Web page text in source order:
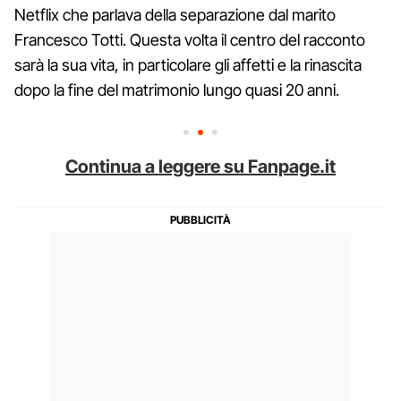
Netflix che parlava della separazione dal marito
Francesco Totti. Questa volta il centro del racconto
sarà la sua vita, in particolare gli affetti e la rinascita
dopo la fine del matrimonio lungo quasi 20 anni.
Continua a leggere su Fanpage.it